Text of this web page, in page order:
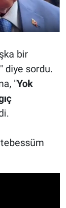
bir
" diye sordu.
"Yok